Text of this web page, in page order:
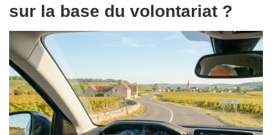
sur la base du volontariat ?